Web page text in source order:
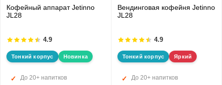
Кофейный аппарат Jetinno
JL28
4.9
Тонкий корпус Новинка
До 20+ напитков
Вендинговая кофейня Jetinno
JL28
4.9
Тонкий корпус Яркий
До 20+ напитков